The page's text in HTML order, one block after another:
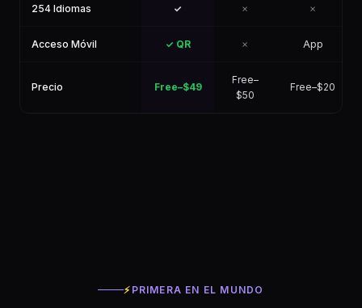
254 Idiomas ✓ ✗ ✗
Acceso Móvil ✓ QR ✗ App
Precio Free–$49
Free–
$50
Free–$20
⚡ PRIMERA EN EL MUNDO